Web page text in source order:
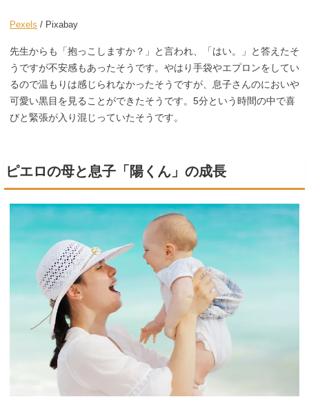
Pexels / Pixabay
先生からも「抱っこしますか？」と言われ、「はい。」と答えたそ
うですが不安感もあったそうです。やはり手袋やエプロンをしてい
るので温もりは感じられなかったそうですが、息子さんのにおいや
可愛い黒目を見ることができたそうです。5分という時間の中で喜
びと緊張が入り混じっていたそうです。
ピエロの母と息子「陽くん」の成長